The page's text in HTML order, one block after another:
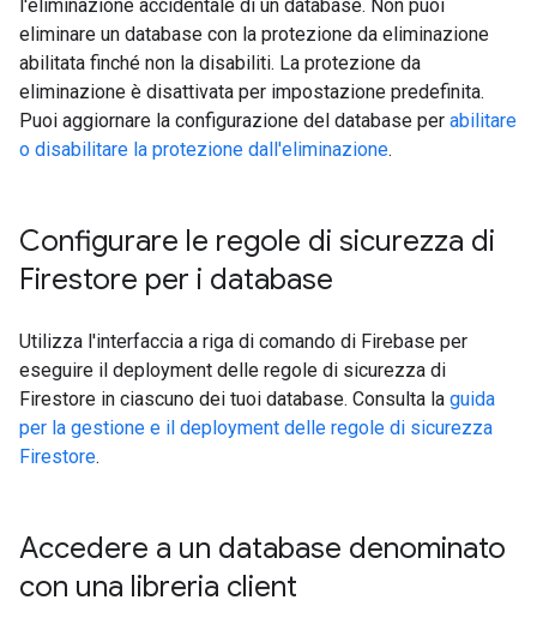
l'eliminazione accidentale di un database. Non puoi
eliminare un database con la protezione da eliminazione
abilitata finché non la disabiliti. La protezione da
eliminazione è disattivata per impostazione predefinita.
Puoi aggiornare la configurazione del database per abilitare
o disabilitare la protezione dall'eliminazione.
Configurare le regole di sicurezza di
Firestore per i database
Utilizza l'interfaccia a riga di comando di Firebase per
eseguire il deployment delle regole di sicurezza di
Firestore in ciascuno dei tuoi database. Consulta la guida
per la gestione e il deployment delle regole di sicurezza
Firestore.
Accedere a un database denominato
con una libreria client